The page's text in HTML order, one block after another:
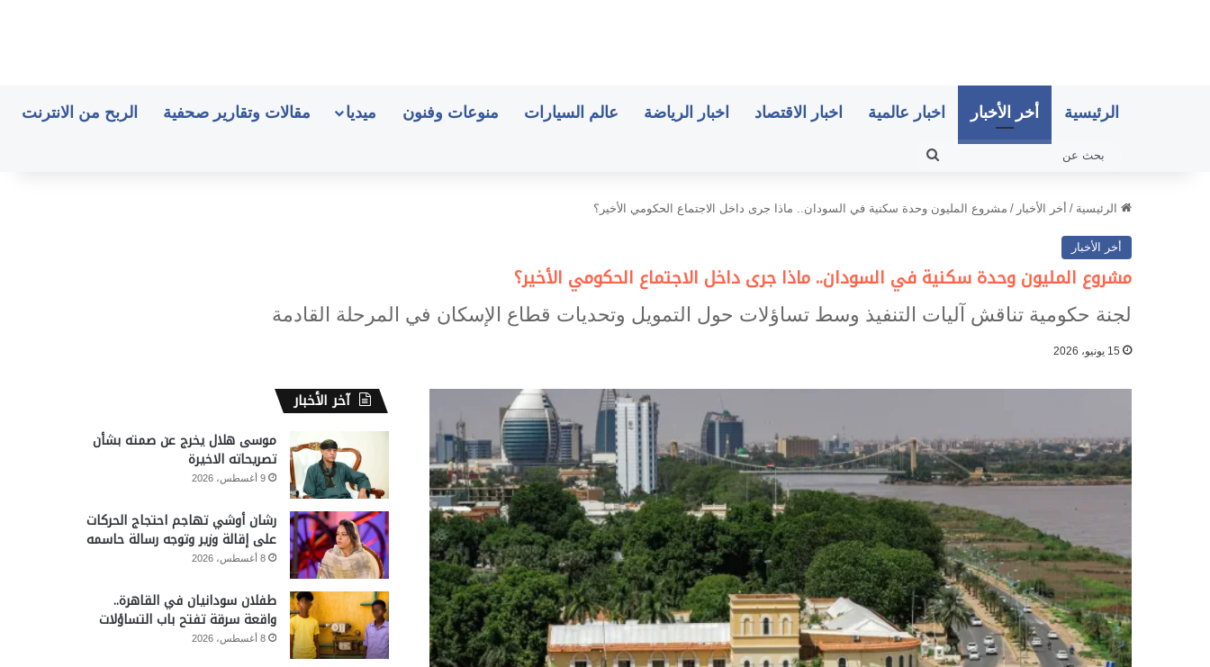
الرئيسية أخر الأخبار اخبار عالمية اخبار الاقتصاد اخبار الرياضة عالم السيارات منوعات وفنون ميديا مقالات وتقارير صحفية الربح من الانترنت
الرئيسية / أخر الأخبار / مشروع المليون وحدة سكنية في السودان.. ماذا جرى داخل الاجتماع الحكومي الأخير؟
أخر الأخبار
مشروع المليون وحدة سكنية في السودان.. ماذا جرى داخل الاجتماع الحكومي الأخير؟
لجنة حكومية تناقش آليات التنفيذ وسط تساؤلات حول التمويل وتحديات قطاع الإسكان في المرحلة القادمة
15 يونيو، 2026
آخر الأخبار
موسى هلال يخرج عن صمته بشأن
تصريحاته الاخيرة
9 أغسطس، 2026
رشان أوشي تهاجم احتجاج الحركات
على إقالة وزير وتوجه رسالة حاسمه
8 أغسطس، 2026
طفلان سودانيان في القاهرة..
واقعة سرقة تفتح باب التساؤلات
8 أغسطس، 2026